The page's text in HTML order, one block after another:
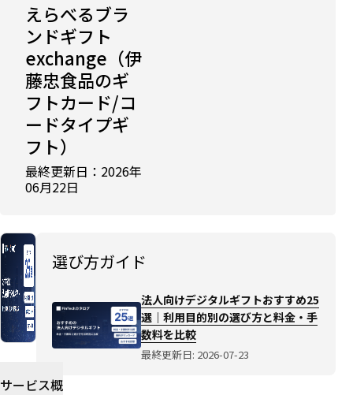
えらべるブラ
ンドギフト
exchange（伊
藤忠食品のギ
フトカード/コ
ードタイプギ
フト）
最終更新日：2026年
06月22日
比
較
記
事
掲
載
中
法人
向け
デジ
タル
め
25
利用
目的
別の
方と
サービス概
選び方ガイド
法人向けデジタルギフトおすすめ25
選｜利用目的別の選び方と料金・手
数料を比較
最終更新日: 2026-07-23